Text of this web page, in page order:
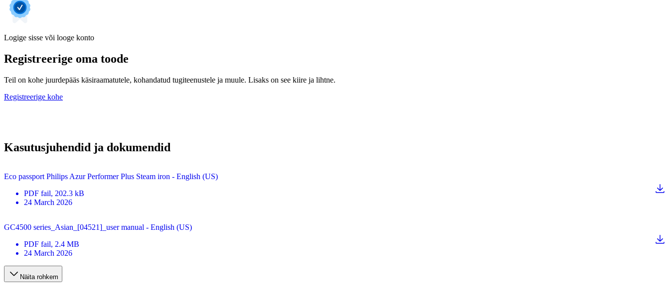
Logige sisse või looge konto
Registreerige oma toode
Teil on kohe juurdepääs käsiraamatutele, kohandatud tugiteenustele ja muule. Lisaks on see kiire ja lihtne.
Registreerige kohe
Kasutusjuhendid ja dokumendid
Eco passport Philips Azur Performer Plus Steam iron - English (US)
PDF fail, 202.3 kB
24 March 2026
GC4500 series_Asian_[04521]_user manual - English (US)
PDF fail, 2.4 MB
24 March 2026
Näita rohkem